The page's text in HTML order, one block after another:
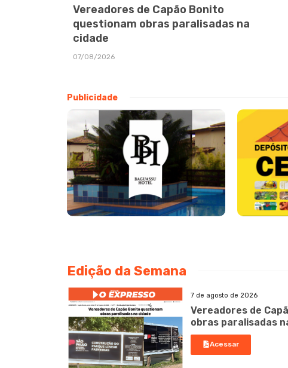
Vereadores de Capão Bonito
questionam obras paralisadas na
cidade
07/08/2026
Publicidade
Edição da Semana
7 de agosto de 2026
Vereadores de
obras paralisadas
Acessar